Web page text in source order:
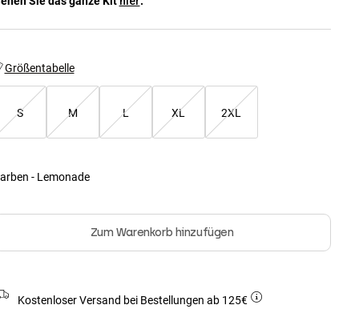
Größentabelle
S M L XL 2XL
- Lemonade
Zum Warenkorb hinzufügen
Kostenloser Versand bei Bestellungen ab 125€